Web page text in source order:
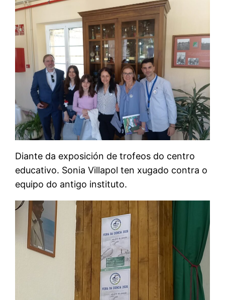
Diante da exposición de trofeos do centro
educativo. Sonia Villapol ten xugado contra o
equipo do antigo instituto.